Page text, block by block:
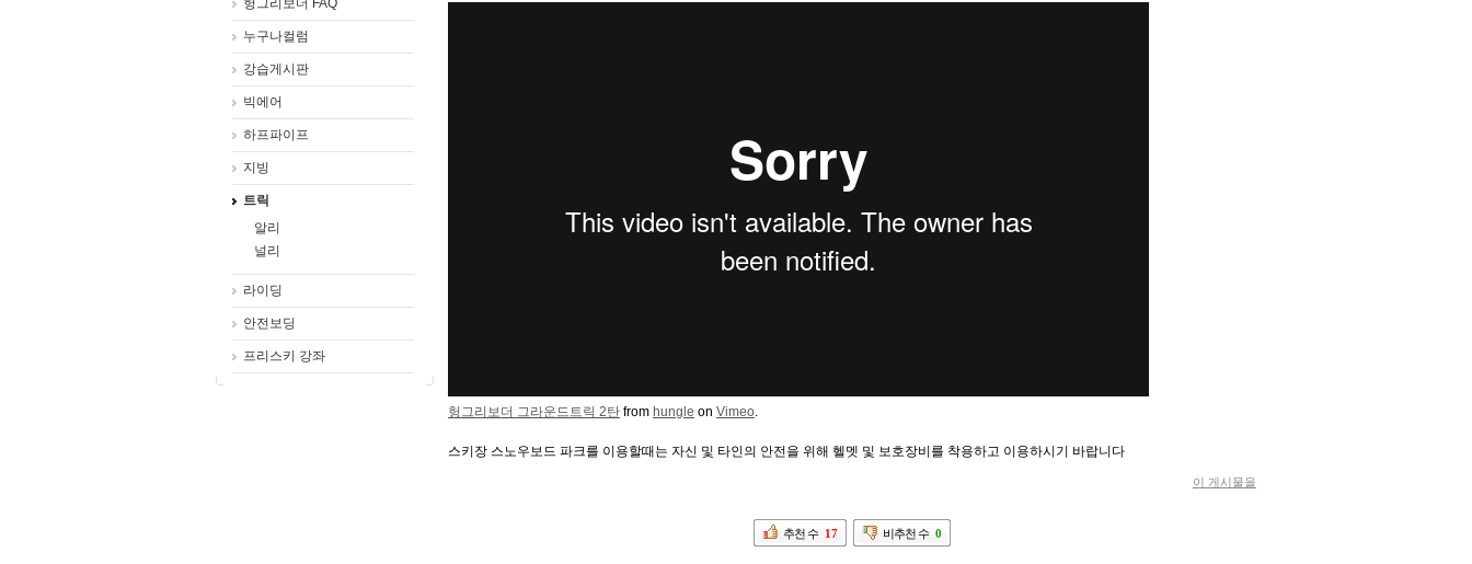
헝그리보더 FAQ
누구나컬럼
강습게시판
빅에어
하프파이프
지빙
트릭
알리
널리
라이딩
안전보딩
프리스키 강좌
헝그리보더 그라운드트릭 2탄 from hungle on Vimeo.
스키장 스노우보드 파크를 이용할때는 자신 및 타인의 안전을 위해 헬멧 및 보호장비를 착용하고 이용하시기 바랍니다
이 게시물을
추천 수 17 비추천 수 0